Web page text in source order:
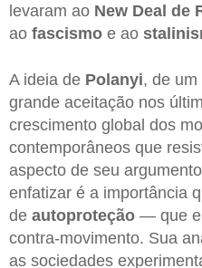
levaram ao New Deal de
ao fascismo e ao
A ideia de Polanyi, de
grande aceitação nos
crescimento global dos
contemporâneos que
aspecto de seu
enfatizar é a importância
de autoproteção — que
contra-movimento. Sua
as sociedades